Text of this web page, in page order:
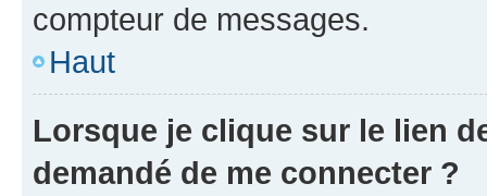
compteur de messages.
Haut
Lorsque je clique sur le lien
demandé de me connecter ?